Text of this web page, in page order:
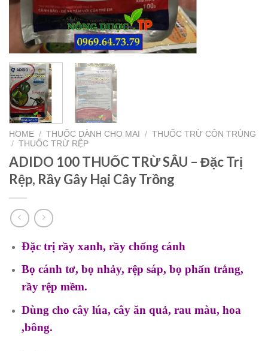
HOME / THUỐC DÀNH CHO MAI / THUỐC TRỪ CÔN TRÙNG
/ THUỐC TRỪ RỆP
ADIDO 100 THUỐC TRỪ SÂU – Đặc Trị
Rệp, Rầy Gây Hại Cây Trồng
Đặc trị rầy xanh, rầy chống cánh
Bọ cánh tơ, bọ nhảy, rệp sáp, bọ phấn trắng,
rầy rệp mềm.
Dùng cho cây lúa, cây ăn quả, rau màu, hoa
,bông.